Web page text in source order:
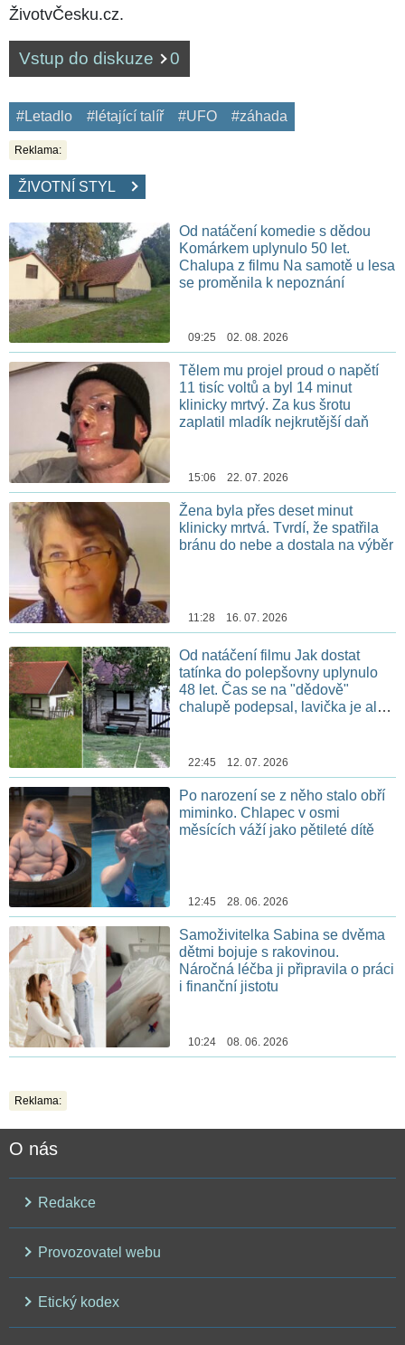
ŽivotvČesku.cz.
Vstup do diskuze 0
#Letadlo #létající talíř #UFO #záhada
Reklama:
ŽIVOTNÍ STYL
Od natáčení komedie s dědou
Komárkem uplynulo 50 let.
Chalupa z filmu Na samotě u lesa
se proměnila k nepoznání
09:25 02. 08. 2026
Tělem mu projel proud o napětí
11 tisíc voltů a byl 14 minut
klinicky mrtvý. Za kus šrotu
zaplatil mladík nejkrutější daň
15:06 22. 07. 2026
Žena byla přes deset minut
klinicky mrtvá. Tvrdí, že spatřila
bránu do nebe a dostala na výběr
11:28 16. 07. 2026
Od natáčení filmu Jak dostat
tatínka do polepšovny uplynulo
48 let. Čas se na "dědově"
chalupě podepsal, lavička je ale
22:45 12. 07. 2026
Po narození se z něho stalo obří
miminko. Chlapec v osmi
měsících váží jako pětileté dítě
12:45 28. 06. 2026
Samoživitelka Sabina se dvěma
dětmi bojuje s rakovinou.
Náročná léčba ji připravila o práci
i finanční jistotu
10:24 08. 06. 2026
Reklama:
O nás
Redakce
Provozovatel webu
Etický kodex